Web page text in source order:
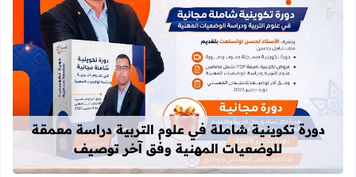
قراءة المزيد عن دورة تكوينية
دورة تكوينية شاملة في علوم التربية دراسة معمقة
للوضعيات المهنية وفق آخر توصيف